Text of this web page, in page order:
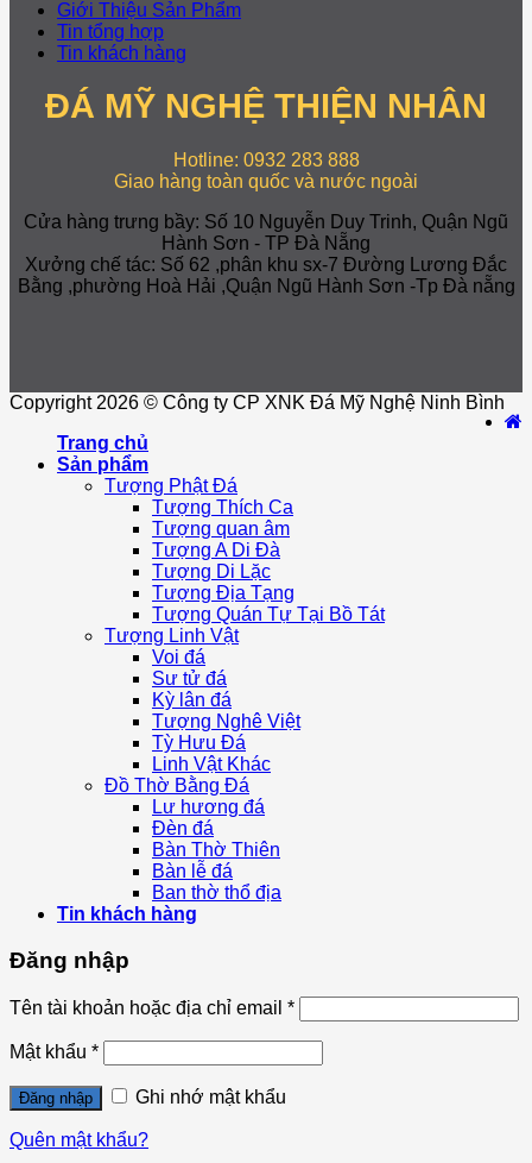
Giới Thiệu Sản Phẩm
Tin tổng hợp
Tin khách hàng
ĐÁ MỸ NGHỆ THIỆN NHÂN
Hotline: 0932 283 888
Giao hàng toàn quốc và nước ngoài
Cửa hàng trưng bầy: Số 10 Nguyễn Duy Trinh, Quận Ngũ
Hành Sơn - TP Đà Nẵng
Xưởng chế tác: Số 62 ,phân khu sx-7 Đường Lương Đắc
Bằng ,phường Hoà Hải ,Quận Ngũ Hành Sơn -Tp Đà nẵng
Copyright 2026 © Công ty CP XNK Đá Mỹ Nghệ Ninh Bình
Trang chủ
Sản phẩm
Tượng Phật Đá
Tượng Thích Ca
Tượng quan âm
Tượng A Di Đà
Tượng Di Lặc
Tượng Địa Tạng
Tượng Quán Tự Tại Bồ Tát
Tượng Linh Vật
Voi đá
Sư tử đá
Kỳ lân đá
Tượng Nghê Việt
Tỳ Hưu Đá
Linh Vật Khác
Đồ Thờ Bằng Đá
Lư hương đá
Đèn đá
Bàn Thờ Thiên
Bàn lễ đá
Ban thờ thổ địa
Tin khách hàng
Đăng nhập
Tên tài khoản hoặc địa chỉ email *
Mật khẩu *
Đăng nhập Ghi nhớ mật khẩu
Quên mật khẩu?